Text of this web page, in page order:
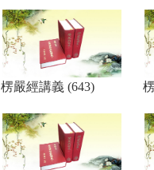
楞嚴經講義 (643)